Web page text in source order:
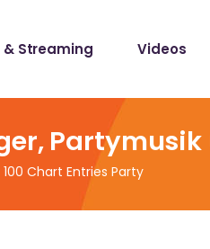
& Streaming Videos
Partymusik
Chart Entries Party